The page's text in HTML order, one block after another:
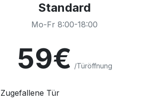
Standard
Mo-Fr 8:00-18:00
59€ /Türöffnung
Zugefallene Tür